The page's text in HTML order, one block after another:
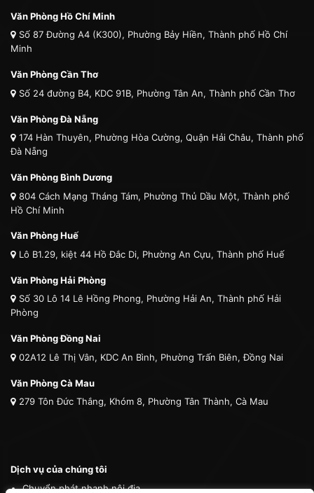
Văn Phòng Hồ Chí Minh
Số 87 Đường A4 (K300), Phường Bảy Hiền, Thành phố Hồ Chí
Minh
Văn Phòng Cần Thơ
Số 24 đường B4, KDC 91B, Phường Tân An, Thành phố Cần Thơ
Văn Phòng Đà Nẵng
174 Hàn Thuyên, Phường Hòa Cường, Quận Hải Châu, Thành phố
Đà Nẵng
Văn Phòng Bình Dương
804 Cách Mạng Tháng Tám, Phường Thủ Dầu Một, Thành phố
Hồ Chí Minh
Văn Phòng Huế
Lô B1.29, kiệt 44 Hồ Đắc Di, Phường An Cựu, Thành phố Huế
Văn Phòng Hải Phòng
Số 30 Lô 14 Lê Hồng Phong, Phường Hải An, Thành phố Hải
Phòng
Văn Phòng Đồng Nai
02A12 Lê Thị Vân, KDC An Bình, Phường Trấn Biên, Đồng Nai
Văn Phòng Cà Mau
279 Tôn Đức Thắng, Khóm 8, Phường Tân Thành, Cà Mau
Dịch vụ của chúng tôi
Chuyển phát nhanh nội địa